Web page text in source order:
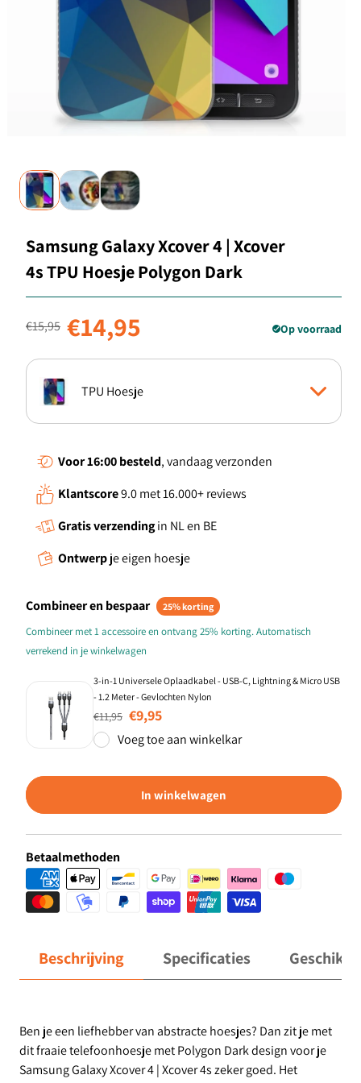
Samsung Galaxy Xcover 4 | Xcover
4s TPU Hoesje Polygon Dark
Normale prijs
€15,95
Aanbiedingsprijs
€14,95 Op voorraad
TPU Hoesje
Boekhoesje
Standcase Hoesje
Voor 16:00besteld, vandaag verzonden
Klantscore9.0 met 16.000+ reviews
Gratis verzendingin NL en BE
Ontwerpje eigen hoesje
Combineer en bespaar 25% korting
Combineer met 1 accessoire en ontvang 25% korting. Automatisch
verrekend in je winkelwagen
3-in-1 Universele Oplaadkabel - USB-C, Lightning & Micro USB
- 1.2 Meter - Gevlochten Nylon
Normale prijs
€11,95 Aanbiedingsprijs
€9,95
Voeg toe aan winkelkar
In winkelwagen
Betaalmethoden
Beschrijving Specificaties Geschikt
Ben je een liefhebber van abstracte hoesjes? Dan zit je met
dit fraaie telefoonhoesje met Polygon Dark design voor je
Samsung Galaxy Xcover 4 | Xcover 4s zeker goed. Het